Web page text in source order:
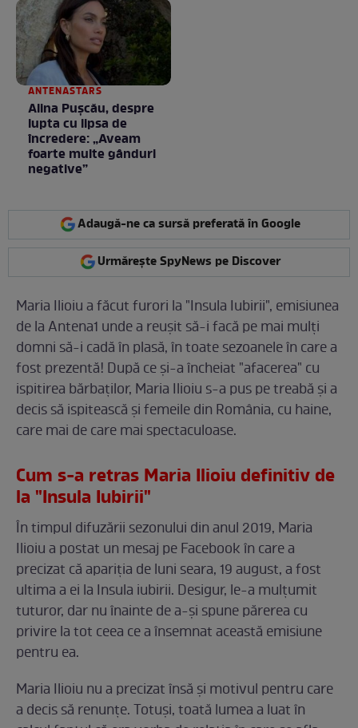
ANTENASTARS
Alina Pușcău, despre
lupta cu lipsa de
încredere: „Aveam
foarte multe gânduri
negative”
Adaugă-ne ca sursă preferată în Google
Urmărește SpyNews pe Discover
Maria Ilioiu a făcut furori la "Insula Iubirii", emisiunea
de la Antena1 unde a reuşit să-i facă pe mai mulţi
domni să-i cadă în plasă, în toate sezoanele în care a
fost prezentă! După ce şi-a încheiat "afacerea" cu
ispitirea bărbaţilor, Maria Ilioiu s-a pus pe treabă şi a
decis să ispitească şi femeile din România, cu haine,
care mai de care mai spectaculoase.
Cum s-a retras Maria Ilioiu definitiv de
la "Insula Iubirii"
În timpul difuzării sezonului din anul 2019, Maria
Ilioiu a postat un mesaj pe Facebook în care a
precizat că apariţia de luni seara, 19 august, a fost
ultima a ei la Insula iubirii. Desigur, le-a mulţumit
tuturor, dar nu înainte de a-şi spune părerea cu
privire la tot ceea ce a însemnat această emisiune
pentru ea.
Maria Ilioiu nu a precizat însă şi motivul pentru care
a decis să renunţe. Totuşi, toată lumea a luat în